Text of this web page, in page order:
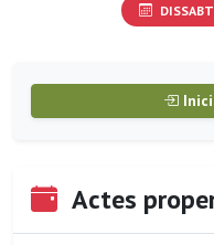
Actes